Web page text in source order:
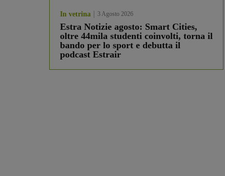
In vetrina 3 Agosto 2026
Estra Notizie agosto: Smart Cities,
oltre 44mila studenti coinvolti, torna il
bando per lo sport e debutta il
podcast Estrair